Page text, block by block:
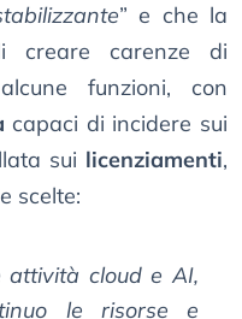
” e che la
creare carenze di
funzioni, con
capaci di incidere sui
sui licenziamenti,
scelte:
attività cloud e AI,
le risorse e